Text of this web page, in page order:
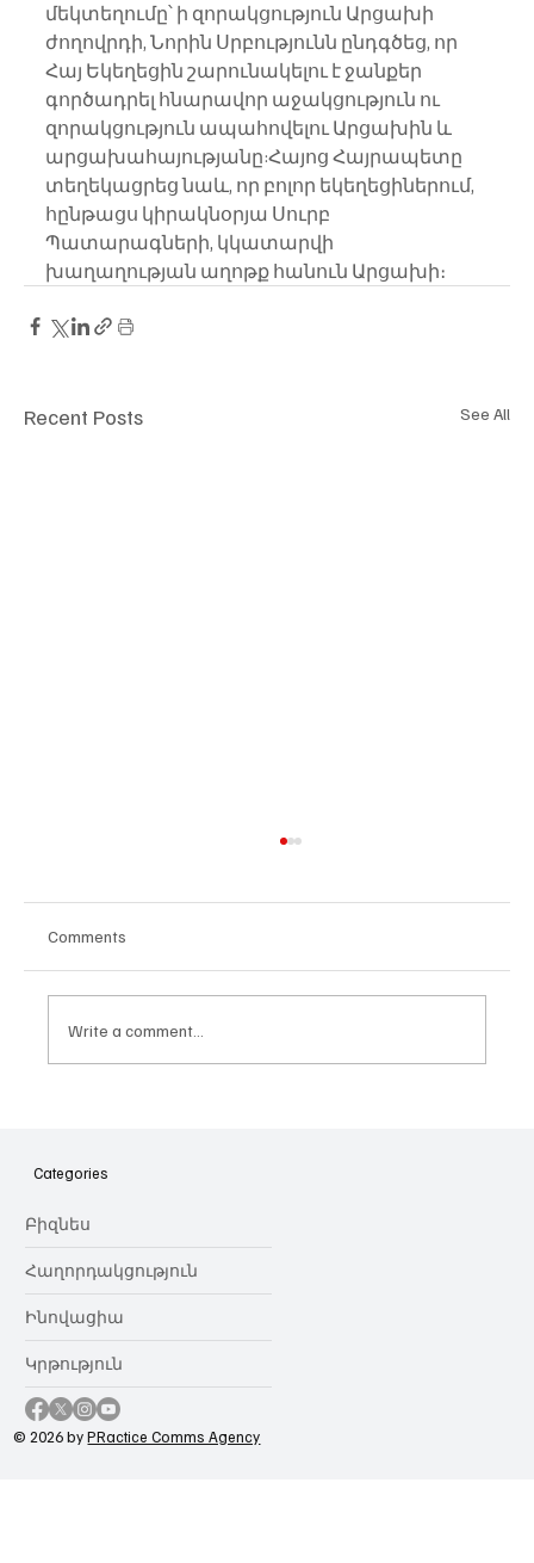
մեկտեղումը՝ ի զորակցություն Արցախի
ժողովրդի, Նորին Սրբությունն ընդգծեց, որ
Հայ Եկեղեցին շարունակելու է ջանքեր
գործադրել հնարավոր աջակցություն ու
զորակցություն ապահովելու Արցախին և
արցախահայությանը:Հայոց Հայրապետը
տեղեկացրեց նաև, որ բոլոր եկեղեցիներում,
հընթացս կիրակնօրյա Սուրբ
Պատարագների, կկատարվի
խաղաղության աղոթք հանուն Արցախի։
Recent Posts See All
նվիրում որոշում
Comments
Write a comment...
Categories
Բիզնես
Հաղորդակցություն
Ինովացիա
Կրթություն
© 2026 byPRactice Comms Agency